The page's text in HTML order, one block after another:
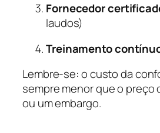
Fornecedor
laudos)
Treinamento
Lembre-se: o custo da
sempre menor que o preço
ou um embargo.